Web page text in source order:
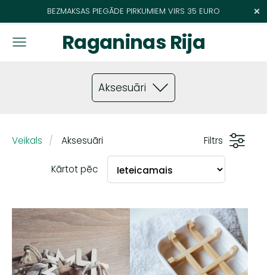
BEZMAKSAS PIEGĀDE PIRKUMIEM VIRS 35 EURO ×
Raganinas Rija
Aksesuāri
Veikals Aksesuāri Filtrs
Kārtot pēc